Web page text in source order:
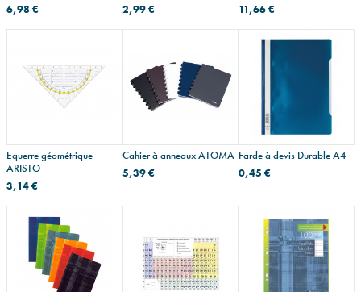
6,98 €
2,99 €
11,66 €
Equerre géométrique
ARISTO
3,14 €
Cahier à anneaux ATOMA
5,39 €
Farde à devis Durable A4
0,45 €